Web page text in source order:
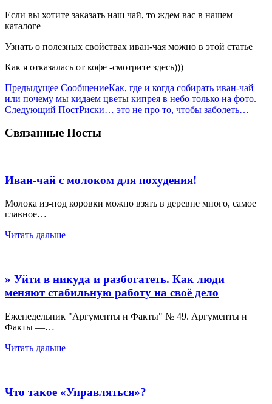
Если вы хотите заказать наш чай, то ждем вас в нашем
каталоге
Узнать о полезных свойствах иван-чая можно в этой статье
Как я отказалась от кофе -смотрите здесь)))
Навигация
по
Предыдущее СообщениеКак, где и когда собирать иван-чай
или почему мы кидаем цветы кипрея в небо только на фото.
Следующий ПостРиски… это не про то, чтобы заболеть…
Связанные Посты
Иван-чай с молоком для похудения!
Молока из-под коровки можно взять в деревне много, самое
главное…
Читать дальше
» Уйти в никуда и разбогатеть. Как люди
меняют стабильную работу на своё дело
Еженедельник "Аргументы и Факты" № 49. Аргументы и
Факты —…
Читать дальше
Что такое «Управляться»?